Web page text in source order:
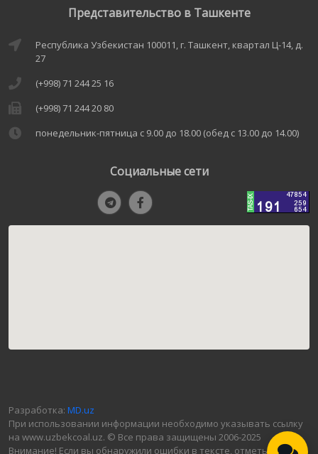
Представительство в Ташкенте
Республика Узбекистан 100011, г. Ташкент, квартал Ц-14, д.
27
(+998) 71 244 25 16
(+998) 71 244 20 80
понедельник-пятница с 9.00 до 18.00 (обед с 13.00 до 14.00)
Социальные сети
Разработка: MD.uz
При использовании информации необходимо указывать ссылку
на www.uzbekcoal.uz. © Все права защищены 2006-2025
Внимание! Если вы обнаружили ошибки в тексте, отметьте их и